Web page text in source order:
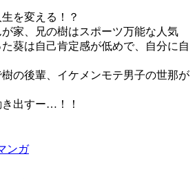
を変える！？
家、兄の樹はスポーツ万能な人気
葵は自己肯定感が低めで、自分に自
の後輩、イケメンモテ男子の世那が
出すー…！！
ンガ